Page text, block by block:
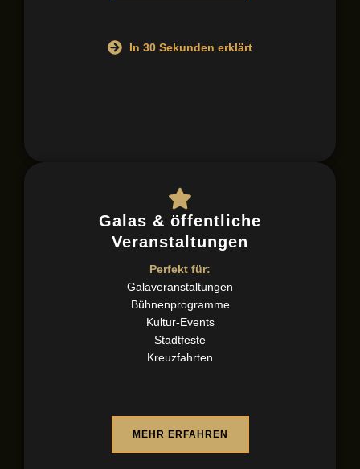
In 30 Sekunden erklärt
Galas & öffentliche
Veranstaltungen
Perfekt für:
Galaveranstaltungen
Bühnenprogramme
Kultur-Events
Stadtfeste
Kreuzfahrten
MEHR ERFAHREN